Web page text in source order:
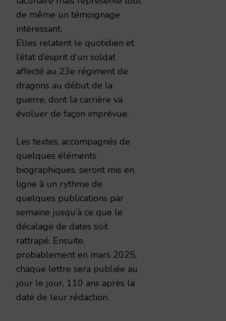
de même un témoignage
intéressant.
Elles relatent le quotidien et
l’état d’esprit d’un soldat
affecté au 23e régiment de
dragons au début de la
guerre, dont la carrière va
évoluer de façon imprévue.
Les textes, accompagnés de
quelques éléments
biographiques, seront mis en
ligne à un rythme de
quelques publications par
semaine jusqu’à ce que le
décalage de dates soit
rattrapé. Ensuite,
probablement en mars 2025,
chaque lettre sera publiée au
jour le jour, 110 ans après la
date de leur rédaction.